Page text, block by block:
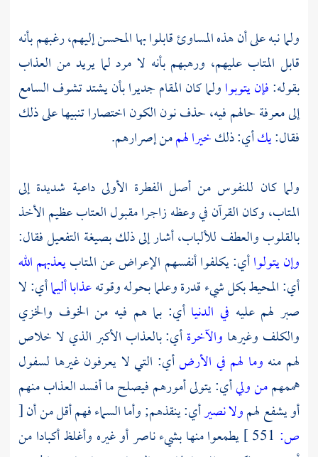
ولما نبه على أن هذه المساوئ قابلوا بها المحسن إليهم، رغبهم بأنه
قابل المتاب عليهم، ورهبهم بأنه لا مرد لما يريد من العذاب
بقوله:فإن يتوبواولما كان المقام جديرا بأن يشتد تشوف السامع
إلى معرفة حالهم فيه، حذف نون الكون اختصارا تنبيها على ذلك
فقال:يكأي: ذلكخيرا لهممن إصرارهم.
ولما كان للنفوس من أصل الفطرة الأولى داعية شديدة إلى
المتاب، وكان القرآن في وعظه زاجرا مقبول العتاب عظيم الأخذ
بالقلوب والعطف للألباب، أشار إلى ذلك بصيغة التفعيل فقال:
وإن يتولواأي: يكلفوا أنفسهم الإعراض عن المتابيعذبهم الله
أي: المحيط بكل شيء قدرة وعلما بحوله وقوتهعذابا أليماأي: لا
صبر لهم عليه في الدنياأي: بما هم فيه من الخوف والخزي
والكلف وغيرها والآخرةأي: بالعذاب الأكبر الذي لا خلاص
لهم منه وما لهم في الأرضأي: التي لا يعرفون غيرها لسفول
هممهممن وليأي: يتولى أمورهم فيصلح ما أفسد العذاب منهم
أو يشفع لهمولا نصيرأي: ينقذهم; وأما السماء فهم أقل من أن[
ص:
يطمعوا منها بشيء ناصر أو غيره وأغلظ أكبادا من